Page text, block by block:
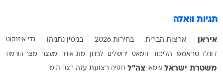
תגיות וואלה
איראן ארצות הברית בחירות 2026 בנימין נתניהו גדי איזנקוט
דונלד טראמפ הליכוד חמאס ירושלים לבנון מזג אוויר מעצר מצר הורמוז
משטרת ישראל עומאן צה"ל רוסיה רצועת עזה רצח תימן